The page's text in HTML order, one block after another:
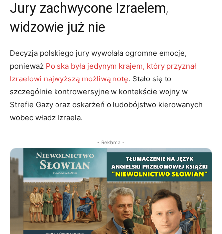
Jury zachwycone Izraelem,
widzowie już nie
Decyzja polskiego jury wywołała ogromne emocje,
ponieważ Polska była jedynym krajem, który przyznał
Izraelowi najwyższą możliwą notę. Stało się to
szczególnie kontrowersyjne w kontekście wojny w
Strefie Gazy oraz oskarżeń o ludobójstwo kierowanych
wobec władz Izraela.
- Reklama -